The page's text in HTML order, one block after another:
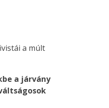
a múlt
a járvány